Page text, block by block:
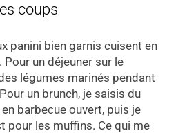
coups
panini bien garnis cuisent en
un déjeuner sur le
légumes marinés pendant
un brunch, je saisis du
barbecue ouvert, puis je
pour les muffins. Ce qui me